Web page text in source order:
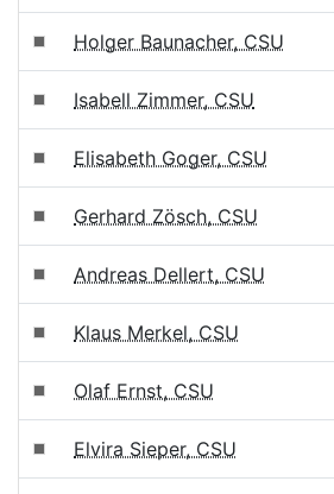
Holger Baunacher, CSU
Isabell Zimmer, CSU
Elisabeth Goger, CSU
Gerhard Zösch, CSU
Andreas Dellert, CSU
Klaus Merkel, CSU
Olaf Ernst, CSU
Elvira Sieper, CSU